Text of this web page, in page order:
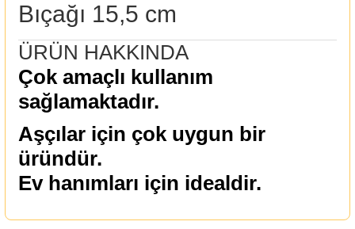
Bıçağı 15,5 cm
ÜRÜN HAKKINDA
Çok amaçlı kullanım
sağlamaktadır.
Aşçılar için çok uygun bir
üründür.
Ev hanımları için idealdir.